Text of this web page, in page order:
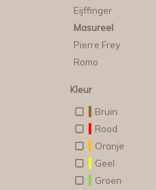
Eijffinger
Masureel
Pierre Frey
Romo
Kleur
Bruin
Rood
Oranje
Geel
Groen